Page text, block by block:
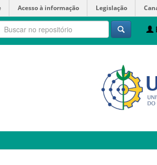
Acesso à informação Legislação